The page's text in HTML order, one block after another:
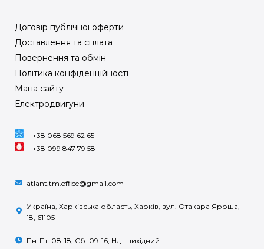
Договір публічної оферти
Доставлення та сплата
Повернення та обмін
Політика конфіденційності
Мапа сайту
Електродвигуни
+38 068 569 62 65
+38 099 847 79 58
atlant.tm.office@gmail.com
Україна, Харківська область, Харків, вул. Отакара Яроша,
18, 61105
Пн-Пт: 08-18; Сб: 09-16; Нд - вихідний